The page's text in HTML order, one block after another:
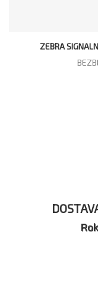
ZEBRA